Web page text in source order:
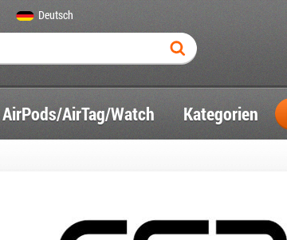
Deutsch
AirPods/AirTag/Watch Kategorien